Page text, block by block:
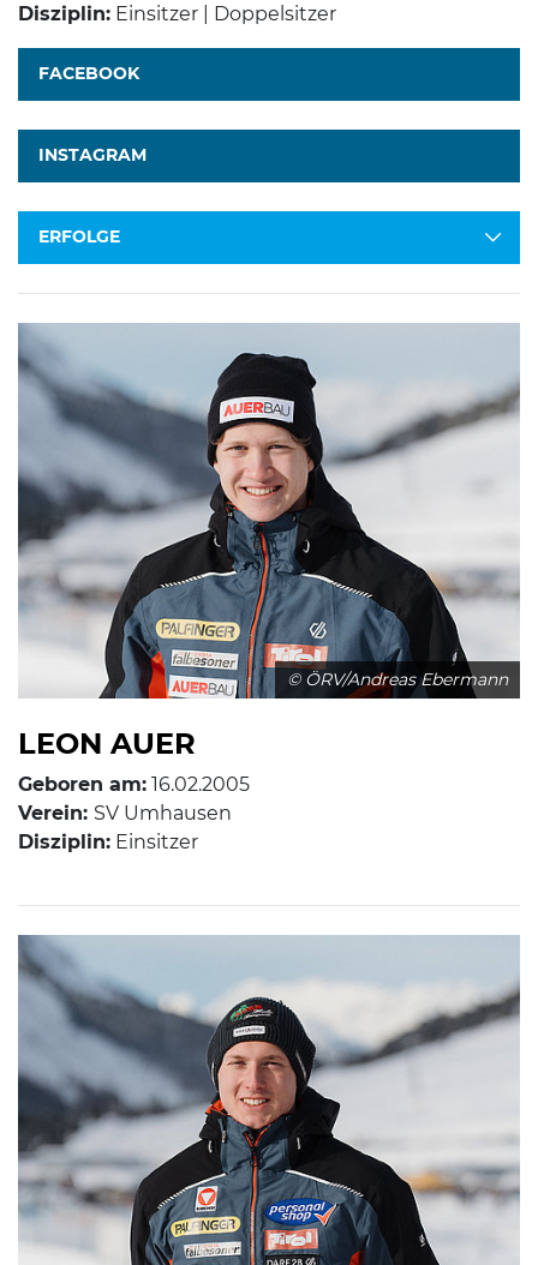
Disziplin: Einsitzer | Doppelsitzer
FACEBOOK
INSTAGRAM
ERFOLGE
© ÖRV/Andreas Ebermann
LEON AUER
Geboren am: 16.02.2005
Verein: SV Umhausen
Disziplin: Einsitzer